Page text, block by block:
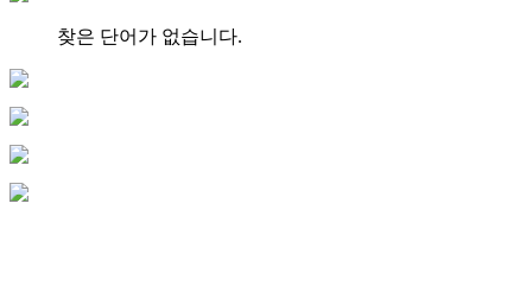
찾은 단어가 없습니다.